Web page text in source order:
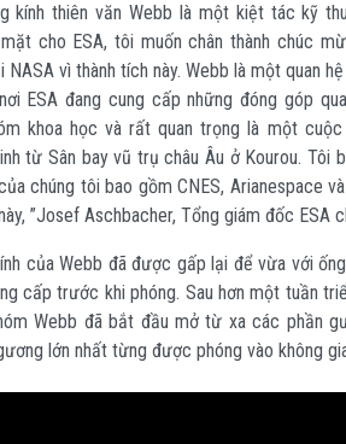
kính thiên văn Webb là một kiệt tác kỹ
cho ESA, tôi muốn chân thành chúc
vì thành tích này. Webb là một quan
ESA đang cung cấp những đóng góp
khoa học và rất quan trọng là một cuộc
từ Sân bay vũ trụ châu Âu ở Kourou. Tôi
chúng tôi bao gồm CNES, Arianespace
”Josef Aschbacher, Tổng giám đốc ESA
của Webb đã được gấp lại để vừa với
cấp trước khi phóng. Sau hơn một tuần
Webb đã bắt đầu mở từ xa các phần
lớn nhất từng được phóng vào không